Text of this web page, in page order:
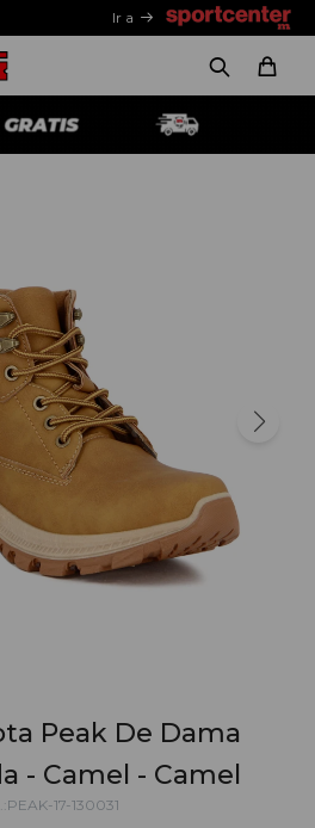
Ir a
Peak De Dama
- Camel - Camel
PEAK-17-130031